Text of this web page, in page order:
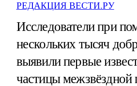
РЕДАКЦИЯ ВЕСТИ.РУ
Исследователи при
нескольких тысяч
выявили первые
частицы межзвёздной